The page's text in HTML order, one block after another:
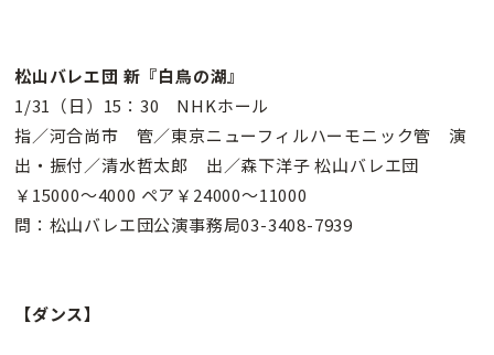
松山バレエ団 新『白鳥の湖』
1/31（日）15：30 NHKホール
指／河合尚市 管／東京ニューフィルハーモニック管 演
出・振付／清水哲太郎 出／森下洋子 松山バレエ団
￥15000〜4000 ペア￥24000〜11000
問：松山バレエ団公演事務局03-3408-7939
【ダンス】